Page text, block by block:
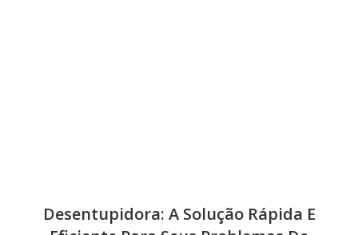
Desentupidora: A Solução Rápida E